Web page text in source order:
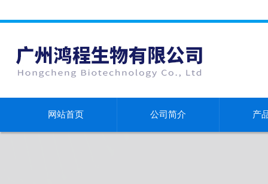
网站首页 公司简介 产